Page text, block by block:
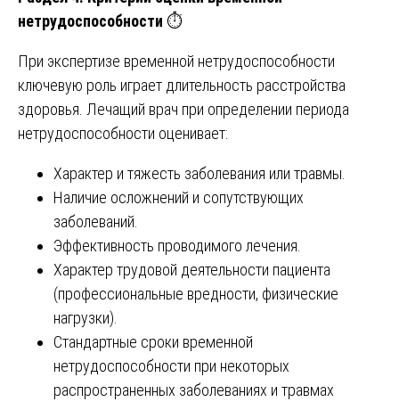
нетрудоспособности ⏱️
При экспертизе временной нетрудоспособности
ключевую роль играет длительность расстройства
здоровья. Лечащий врач при определении периода
нетрудоспособности оценивает:
Характер и тяжесть заболевания или травмы.
Наличие осложнений и сопутствующих
заболеваний.
Эффективность проводимого лечения.
Характер трудовой деятельности пациента
(профессиональные вредности, физические
нагрузки).
Стандартные сроки временной
нетрудоспособности при некоторых
распространенных заболеваниях и травмах